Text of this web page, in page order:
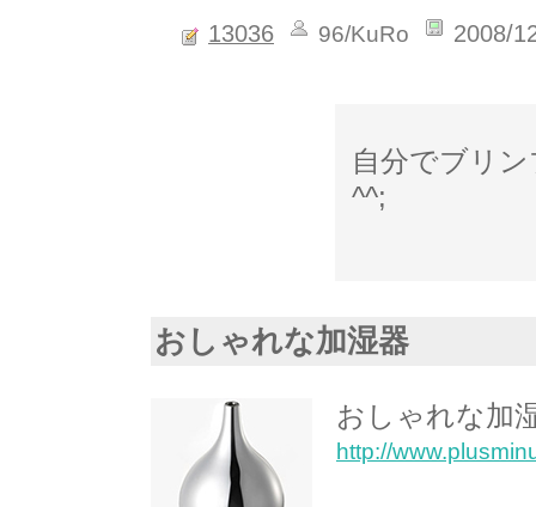
13036 96/KuRo 2008/
自分でブリ
^^;
おしゃれな加湿器
おしゃれな加
http://